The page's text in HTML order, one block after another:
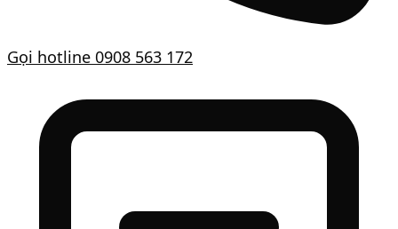
Gọi hotline 0908 563 172